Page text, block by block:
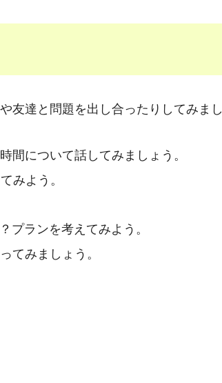
友達と問題を出し合ったりしてみまし
間について話してみましょう。
みよう。
プランを考えてみよう。
てみましょう。